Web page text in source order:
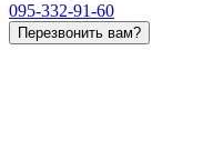
095-332-91-60
Перезвонить вам?